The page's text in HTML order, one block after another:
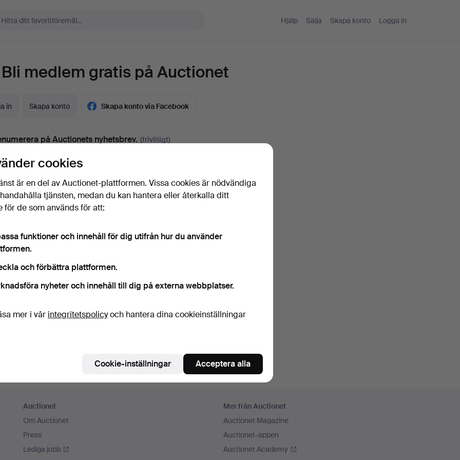
Hjälp Sälja Skapa konto Logga in
Bli medlem gratis på Auctionet
in Skapa konto Skapa konto via Facebook
på Auctionets nyhetsbrev. (frivilligt)
experttips, utvalda föremål och inspiration. Om du ångrar dig kan du enkelt
är över 18 år och jag godkänneranvändarvillkoren,köpvillkoren
att jag har tagit del av integritetspolicyn .
Fortsätt med Facebook
För att kunna gå vidare måste du godkänna villkoren.
Auctionet
Om Auctionet
Press
Lediga jobb
Mer från Auctionet
Auctionet Magazine
Auctionet-appen
Auctionet Academy
cookies
är en del av Auctionet-plattformen. Vissa cookies är nödvändiga
tjänsten, medan du kan hantera eller återkalla ditt
för de som används för att:
funktioner och innehåll för dig utifrån hur du använder
och förbättra plattformen.
nyheter och innehåll till dig på externa webbplatser.
mer i vår integritetspolicyoch hantera dina cookieinställningar
Cookie-inställningar Acceptera alla